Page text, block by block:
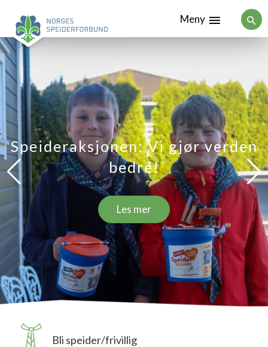
Meny
Speideraksjonen: Vi gjør verden
bedre!
Les mer
Bli speider/frivillig